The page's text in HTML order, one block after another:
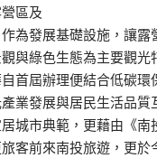
區及
為發展基礎設施，讓露
與綠色生態為主要觀光
首屆辦理便結合低碳環
業發展與居民生活品質
城市典範，更藉由《南
客前來南投旅遊，更於